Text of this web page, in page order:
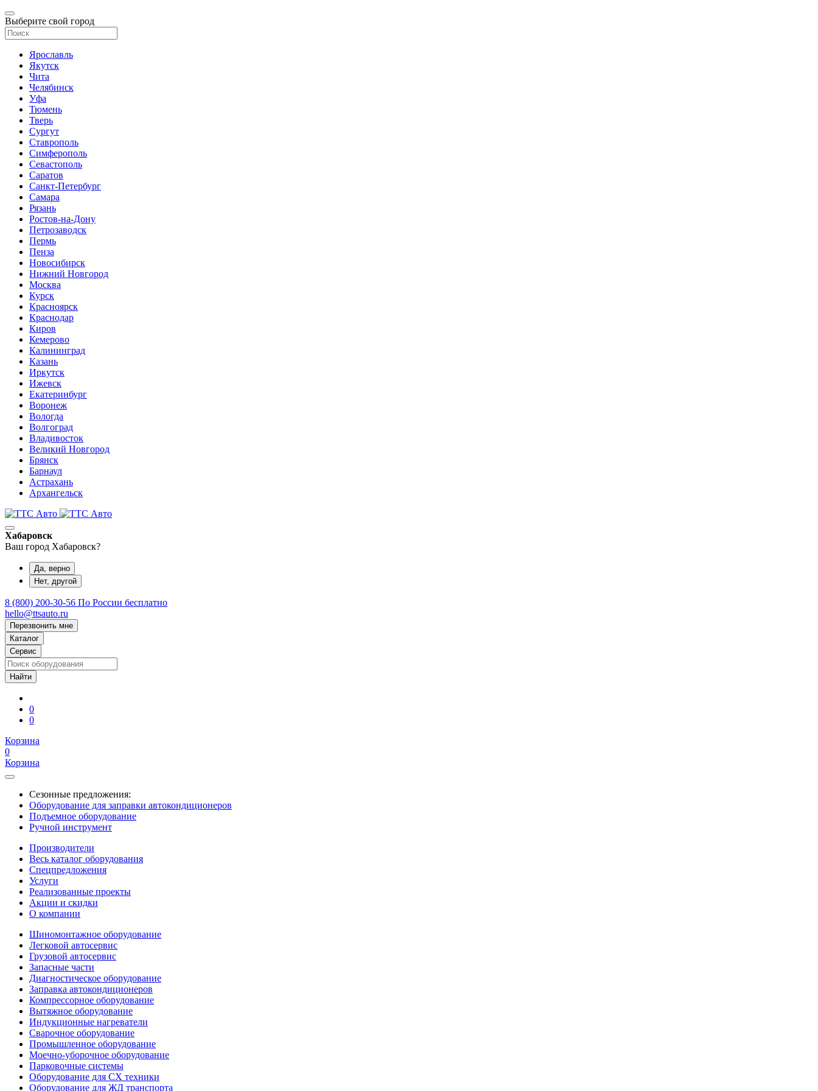
Выберите свой город
Ярославль
Якутск
Чита
Челябинск
Уфа
Тюмень
Тверь
Сургут
Ставрополь
Симферополь
Севастополь
Саратов
Санкт-Петербург
Самара
Рязань
Ростов-на-Дону
Петрозаводск
Пермь
Пенза
Новосибирск
Нижний Новгород
Москва
Курск
Красноярск
Краснодар
Киров
Кемерово
Калининград
Казань
Иркутск
Ижевск
Екатеринбург
Воронеж
Вологда
Волгоград
Владивосток
Великий Новгород
Брянск
Барнаул
Астрахань
Архангельск
Хабаровск
Ваш город Хабаровск?
Да, верно
Нет, другой
8 (800) 200-30-56 По России бесплатно
hello@ttsauto.ru
Перезвонить мне
Каталог
Сервис
0
0
Корзина
0
Корзина
Сезонные предложения:
Оборудование для заправки автокондиционеров
Подъемное оборудование
Ручной инструмент
Производители
Весь каталог оборудования
Спецпредложения
Услуги
Реализованные проекты
Акции и скидки
О компании
Шиномонтажное оборудование
Легковой автосервис
Грузовой автосервис
Запасные части
Диагностическое оборудование
Заправка автокондиционеров
Компрессорное оборудование
Вытяжное оборудование
Индукционные нагреватели
Сварочное оборудование
Промышленное оборудование
Моечно-уборочное оборудование
Парковочные системы
Оборудование для СХ техники
Оборудование для ЖД транспорта